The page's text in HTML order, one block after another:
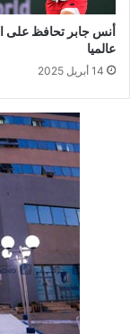
عالميا
14 أبريل 2025